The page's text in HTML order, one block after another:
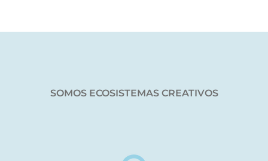
SOMOS ECOSISTEMAS CREATIVOS